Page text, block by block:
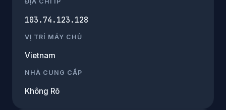
103.74.123.128
VỊ TRÍ MÁY CHỦ
Vietnam
NHÀ CUNG CẤP
Không Rõ